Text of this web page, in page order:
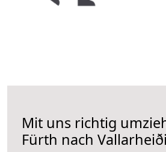
Mit uns richtig
Fürth nach Vallarheiði